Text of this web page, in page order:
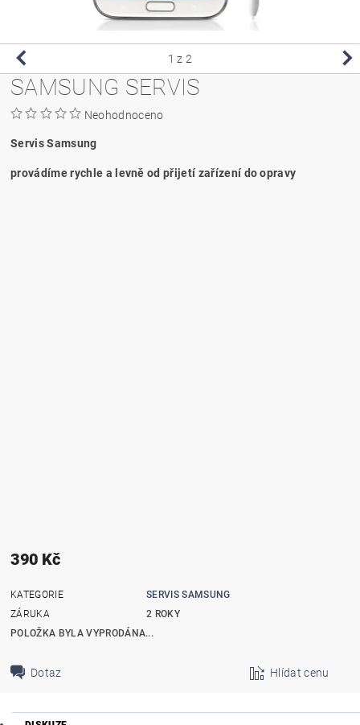
1 z 2
SAMSUNG SERVIS
Neohodnoceno
Servis Samsung
provádíme rychle a levně od přijetí zařízení do opravy
390 Kč
KATEGORIE
SERVIS SAMSUNG
ZÁRUKA
2 ROKY
POLOŽKA BYLA VYPRODÁNA...
Dotaz Hlídat cenu